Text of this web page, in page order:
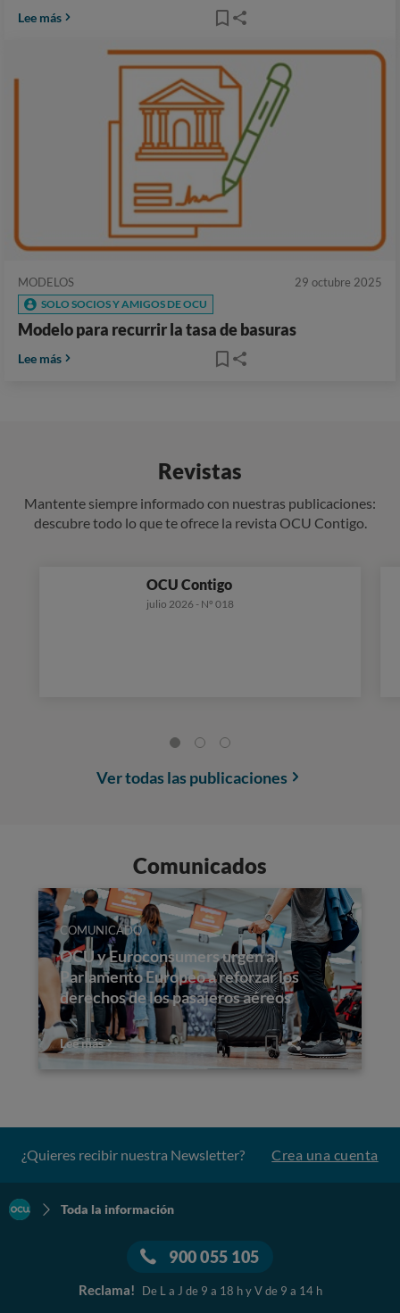
Lee más
MODELOS 29 octubre 2025
SOLO SOCIOS Y AMIGOS DE OCU
Modelo para recurrir la tasa de basuras
Lee más
Revistas
Mantente siempre informado con nuestras publicaciones:
descubre todo lo que te ofrece la revista OCU Contigo.
OCU Contigo
julio 2026 - Nº 018
Ver todas las publicaciones
Comunicados
COMUNICADO
OCU y Euroconsumers urgen al
Parlamento Europeo a reforzar los
derechos de los pasajeros aéreos
Lee más
¿Quieres recibir nuestra Newsletter? Crea una cuenta
Toda la información
900 055 105
Reclama! De L a J de 9 a 18 h y V de 9 a 14 h